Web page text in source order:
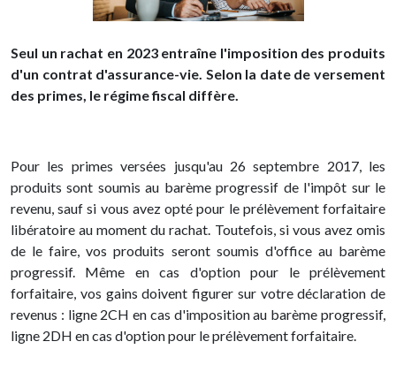
Seul un rachat en 2023 entraîne l'imposition des produits
d'un contrat d'assurance-vie. Selon la date de versement
des primes, le régime fiscal diffère.
Pour les primes versées jusqu'au 26 septembre 2017, les
produits sont soumis au barème progressif de l'impôt sur le
revenu, sauf si vous avez opté pour le prélèvement forfaitaire
libératoire au moment du rachat. Toutefois, si vous avez omis
de le faire, vos produits seront soumis d'office au barème
progressif. Même en cas d'option pour le prélèvement
forfaitaire, vos gains doivent figurer sur votre déclaration de
revenus : ligne 2CH en cas d'imposition au barème progressif,
ligne 2DH en cas d'option pour le prélèvement forfaitaire.